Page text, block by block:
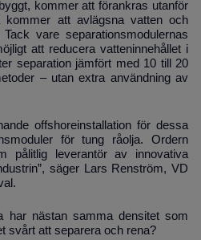
kommer att förankras utanför
kommer att avlägsna vatten och
vare separationsmodulernas
att reducera vatteninnehållet i
separation jämfört med 10 till 20
– utan extra användning av
offshoreinstallation för dessa
för tung råolja. Ordern
pålitlig leverantör av innovativa
säger Lars Renström, VD
har nästan samma densitet som
svårt att separera och rena?